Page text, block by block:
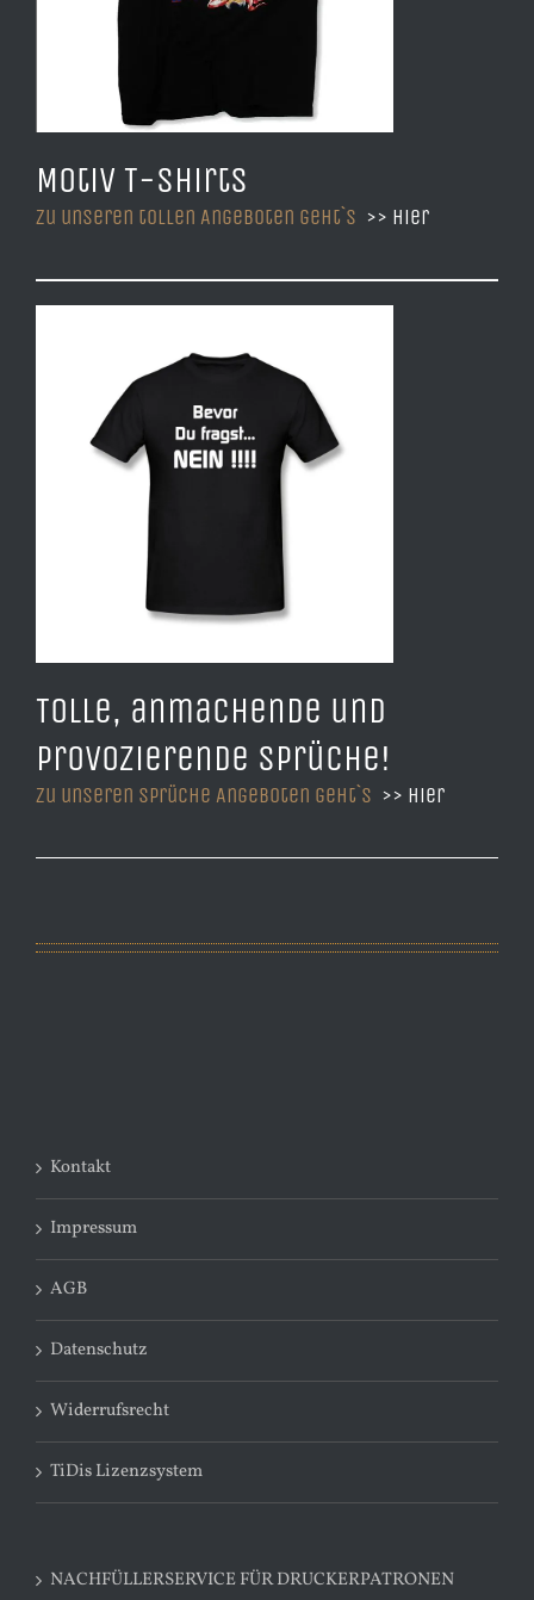
Motiv T-Shirts
Zu unseren tollen Angeboten geht`s >> hier
Tolle, anmachende und
provozierende Sprüche!
Zu unseren Sprüche Angeboten geht`s >> hier
Kontakt
Impressum
AGB
Datenschutz
Widerrufsrecht
TiDis Lizenzsystem
NACHFÜLLERSERVICE FÜR DRUCKERPATRONEN